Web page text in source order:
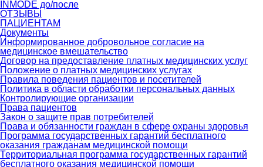
INMODE до/после
ОТЗЫВЫ
ПАЦИЕНТАМ
Документы
Информированное добровольное согласие на
медицинское вмешательство
Договор на предоставление платных медицинских услуг
Положение о платных медицинских услугах
Правила поведения пациентов и посетителей
Политика в области обработки персональных данных
Контролирующие организации
Права пациентов
Закон о защите прав потребителей
Права и обязанности граждан в сфере охраны здоровья
Программа государственных гарантий бесплатного
оказания гражданам медицинской помощи
Территориальная программа государственных гарантий
бесплатного оказания медицинской помощи